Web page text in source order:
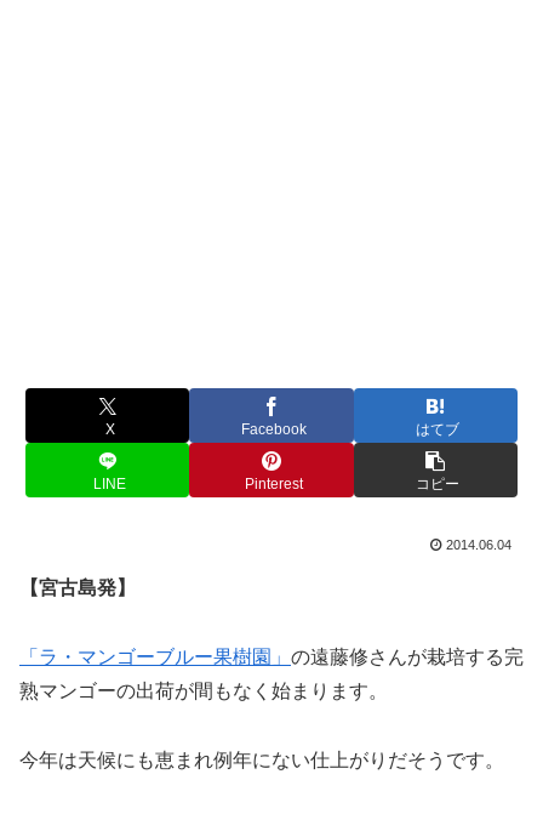
X Facebook はてブ
LINE Pinterest コピー
2014.06.04
【宮古島発】
「ラ・マンゴーブルー果樹園」 の遠藤修さんが栽培する完
熟マンゴーの出荷が間もなく始まります。
今年は天候にも恵まれ例年にない仕上がりだそうです。